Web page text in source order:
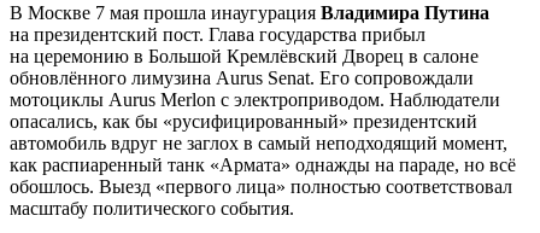
В Москве 7 мая прошла инаугурация Владимира Путина
на президентский пост. Глава государства прибыл
на церемонию в Большой Кремлёвский Дворец в салоне
обновлённого лимузина Aurus Senat. Его сопровождали
мотоциклы Aurus Merlon с электроприводом. Наблюдатели
опасались, как бы «русифицированный» президентский
автомобиль вдруг не заглох в самый неподходящий момент,
как распиаренный танк «Армата» однажды на параде, но всё
обошлось. Выезд «первого лица» полностью соответствовал
масштабу политического события.